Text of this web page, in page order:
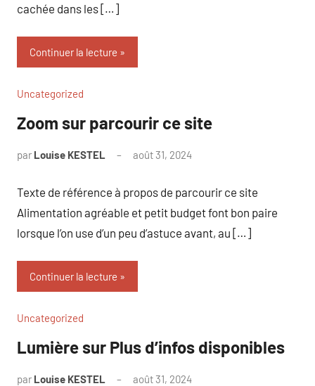
cachée dans les […]
Continuer la lecture
Uncategorized
Zoom sur parcourir ce site
par Louise KESTEL août 31, 2024
Texte de référence à propos de parcourir ce site
Alimentation agréable et petit budget font bon paire
lorsque l’on use d’un peu d’astuce avant, au […]
Continuer la lecture
Uncategorized
Lumière sur Plus d’infos disponibles
par Louise KESTEL août 31, 2024